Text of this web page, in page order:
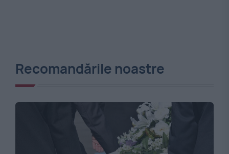
Recomandările noastre